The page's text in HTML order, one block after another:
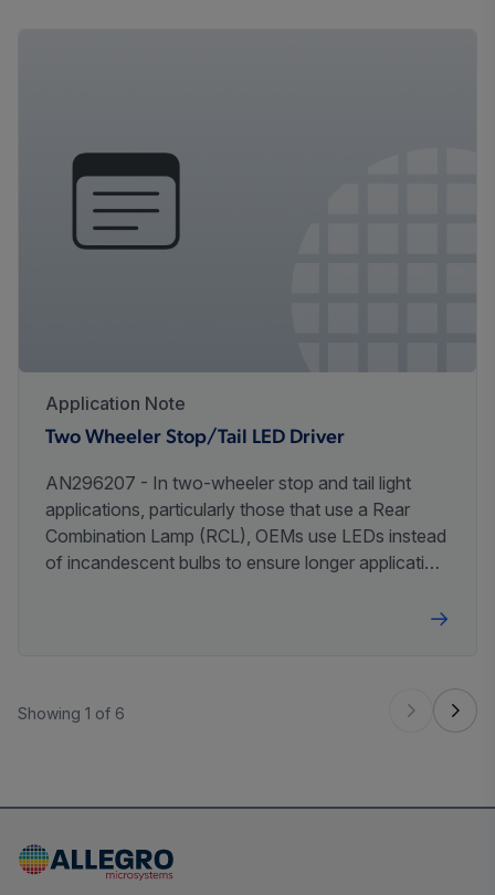
Application Note
Two Wheeler Stop/Tail LED Driver
AN296207 - In two-wheeler stop and tail light
applications, particularly those that use a Rear
Combination Lamp (RCL), OEMs use LEDs instead
of incandescent bulbs to ensure longer application
Showing 1 of 6